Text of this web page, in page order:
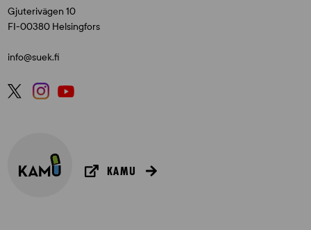
Gjuterivägen 10
FI-00380 Helsingfors
info@suek.fi
KAMU